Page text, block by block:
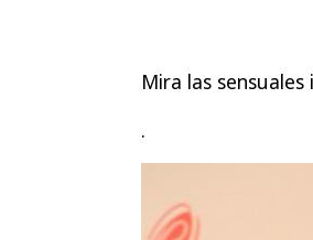
Mira las sensuales
.